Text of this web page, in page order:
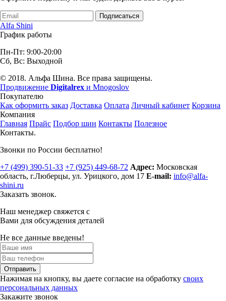
Подписаться
Alfa Shini
График работы
Пн-Пт: 9:00-20:00
Сб, Вс: Выходной
© 2018. Альфа Шина. Все права защищены.
Продвижение Digitalrex и Mnogoslov
Покупателю
Как оформить заказ Доставка Оплата Личный кабинет Корзина
Компания
Главная Прайс Подбор шин Контакты Полезное
Контакты.
Звонки по России бесплатно!
+7 (499) 390-51-33 +7 (925) 449-68-72 Адрес: Московская
область, г.Люберцы, ул. Урицкого, дом 17 E-mail: info@alfa-
shini.ru
Заказать звонок.
Наш менеджер свяжется с
Вами для обсуждения деталей
Не все данные введены!
Отправить
Нажимая на кнопку, вы даете согласие на обработку своих
персональных данных
Закажите звонок